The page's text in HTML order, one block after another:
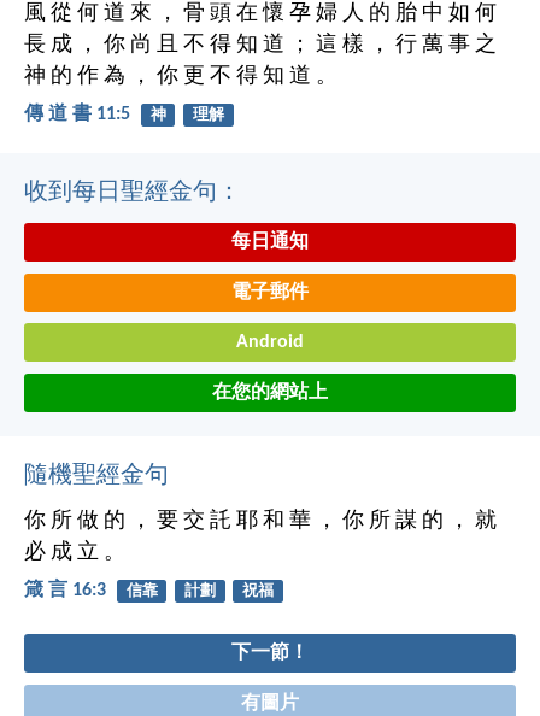
風 從 何 道 來 ， 骨 頭 在 懷 孕 婦 人 的 胎 中 如 何
長 成 ， 你 尚 且 不 得 知 道 ； 這 樣 ， 行 萬 事 之
神 的 作 為 ， 你 更 不 得 知 道 。
傳 道 書 11:5 神 理解
收到每日聖經金句：
每日通知
電子郵件
Android
在您的網站上
隨機聖經金句
你 所 做 的 ， 要 交 託 耶 和 華 ， 你 所 謀 的 ， 就
必 成 立 。
箴 言 16:3 信靠 計劃 祝福
下一節！
有圖片